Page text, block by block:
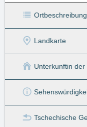
Ortbeschreibung
Landkarte
Unterkunftin der
Tschechische